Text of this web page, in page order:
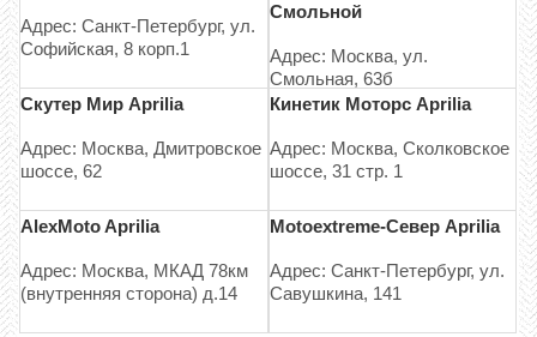
Адрес: Санкт-Петербург, ул.
Софийская, 8 корп.1
Скутер Мир Aprilia
Адрес: Москва, Дмитровское
шоссе, 62
АlexMoto Aprilia
Адрес: Москва, МКАД 78км
(внутренняя сторона) д.14
Смольной
Адрес: Москва, ул.
Смольная, 63б
Кинетик Моторс Aprilia
Адрес: Москва, Сколковское
шоссе, 31 стр. 1
Motoextreme-Север Aprilia
Адрес: Санкт-Петербург, ул.
Савушкина, 141